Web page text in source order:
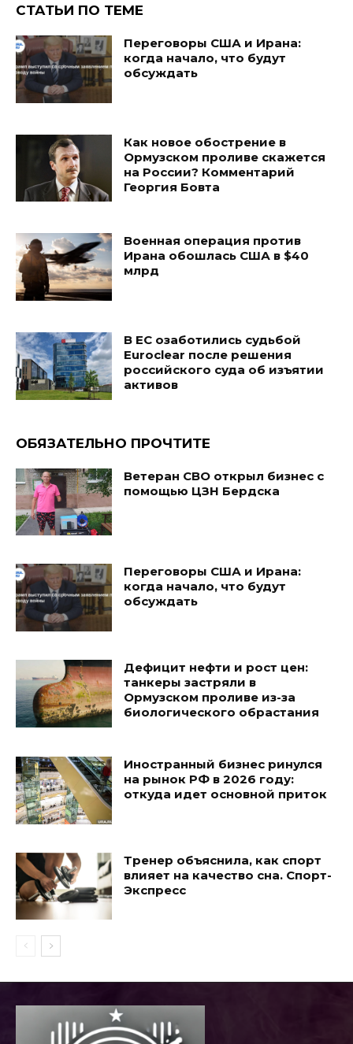
СТАТЬИ ПО ТЕМЕ
Переговоры США и Ирана:
когда начало, что будут
обсуждать
Как новое обострение в
Ормузском проливе скажется
на России? Комментарий
Георгия Бовта
Военная операция против
Ирана обошлась США в $40
млрд
В ЕС озаботились судьбой
Euroclear после решения
российского суда об изъятии
активов
ОБЯЗАТЕЛЬНО ПРОЧТИТЕ
Ветеран СВО открыл бизнес с
помощью ЦЗН Бердска
Переговоры США и Ирана:
когда начало, что будут
обсуждать
Дефицит нефти и рост цен:
танкеры застряли в
Ормузском проливе из-за
биологического обрастания
Иностранный бизнес ринулся
на рынок РФ в 2026 году:
откуда идет основной приток
Тренер объяснила, как спорт
влияет на качество сна. Спорт-
Экспресс